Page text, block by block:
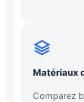
Matériaux
Comparez